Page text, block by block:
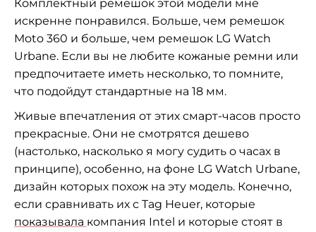
Комплектный ремешок этой модели мне
искренне понравился. Больше, чем ремешок
Moto 360 и больше, чем ремешок LG Watch
Urbane. Если вы не любите кожаные ремни или
предпочитаете иметь несколько, то помните,
что подойдут стандартные на 18 мм.
Живые впечатления от этих смарт-часов просто
прекрасные. Они не смотрятся дешево
(настолько, насколько я могу судить о часах в
принципе), особенно, на фоне LG Watch Urbane,
дизайн которых похож на эту модель. Конечно,
если сравнивать их с Tag Heuer, которые
показывала компания Intel и которые стоят в